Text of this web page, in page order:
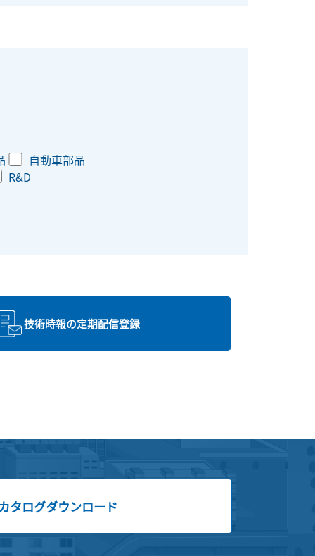
自動車部品
R&D
技術時報の定期配信登録
タログダウンロード